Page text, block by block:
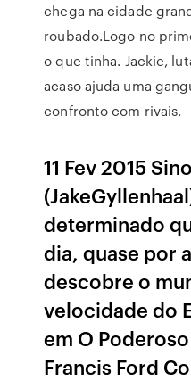
chega na cidade
roubado.Logo no
o que tinha. Jackie,
acaso ajuda uma
confronto com rivais.
11 Fev 2015
determinado
dia, quase por
descobre o
velocidade do
em O
Francis Ford